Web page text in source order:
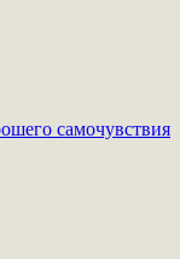
самочувствия